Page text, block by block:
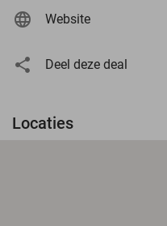
Website
Deel deze deal
Locaties